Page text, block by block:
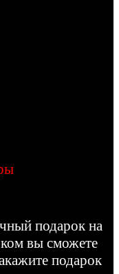
подарок на
вы сможете
подарок